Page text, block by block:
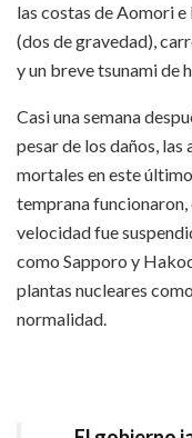
las costas de Aomori e
(dos de gravedad),
y un breve tsunami de
Casi una semana
pesar de los daños,
mortales en este
temprana
velocidad fue
como Sapporo y
plantas nucleares
normalidad.